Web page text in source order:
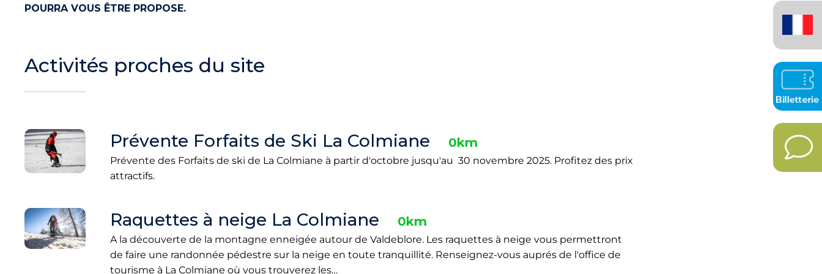
POURRA VOUS ÊTRE PROPOSE.
Activités proches du site
Prévente Forfaits de Ski La Colmiane 0km
Prévente des Forfaits de ski de La Colmiane à partir d'octobre jusqu'au 30 novembre 2025. Profitez des prix
attractifs.
Raquettes à neige La Colmiane 0km
A la découverte de la montagne enneigée autour de Valdeblore. Les raquettes à neige vous permettront
de faire une randonnée pédestre sur la neige en toute tranquillité. Renseignez-vous auprés de l'office de
tourisme à La Colmiane où vous trouverez les…